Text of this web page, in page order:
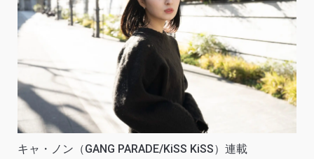
キャ・ノン（GANG PARADE/KiSS KiSS）連載